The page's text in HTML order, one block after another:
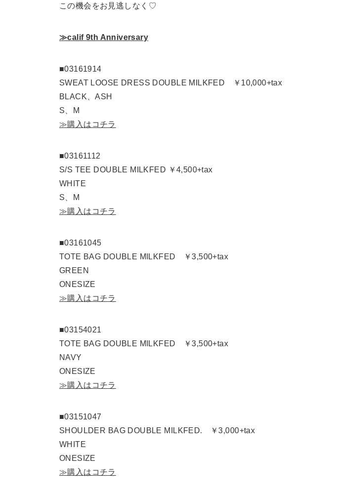
この機会をお見逃しなく♡
≫calif 9th Anniversary
■03161914
SWEAT LOOSE DRESS DOUBLE MILKFED ￥10,000+tax
BLACK、ASH
S、M
≫購入はコチラ
■03161112
S/S TEE DOUBLE MILKFED ￥4,500+tax
WHITE
S、M
≫購入はコチラ
■03161045
TOTE BAG DOUBLE MILKFED ￥3,500+tax
GREEN
ONESIZE
≫購入はコチラ
■03154021
TOTE BAG DOUBLE MILKFED ￥3,500+tax
NAVY
ONESIZE
≫購入はコチラ
■03151047
SHOULDER BAG DOUBLE MILKFED. ￥3,000+tax
WHITE
ONESIZE
≫購入はコチラ